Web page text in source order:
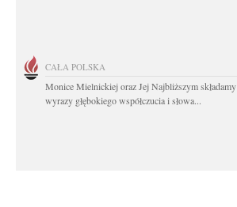
CAŁA POLSKA
Monice Mielnickiej oraz Jej Najbliższym składamy
wyrazy głębokiego współczucia i słowa...